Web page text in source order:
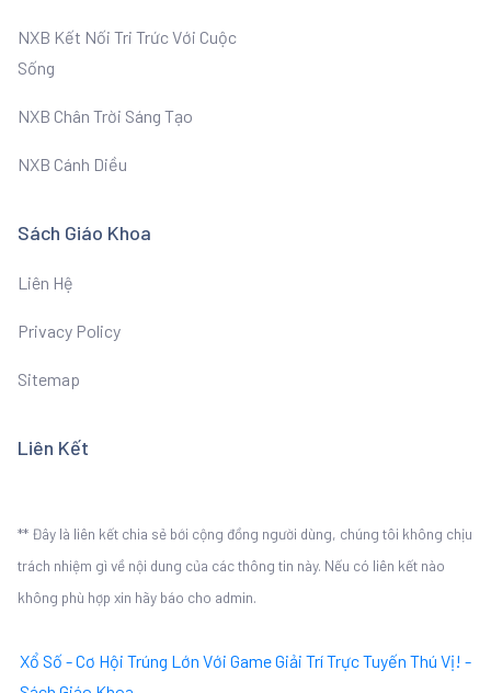
NXB Kết Nối Tri Trức Với Cuộc
Sống
NXB Chân Trời Sáng Tạo
NXB Cánh Diều
Sách Giáo Khoa
Liên Hệ
Privacy Policy
Sitemap
Liên Kết
** Đây là liên kết chia sẻ bới cộng đồng người dùng, chúng tôi không chịu
trách nhiệm gì về nội dung của các thông tin này. Nếu có liên kết nào
không phù hợp xin hãy báo cho admin.
Xổ Số - Cơ Hội Trúng Lớn Với Game Giải Trí Trực Tuyến Thú Vị! -